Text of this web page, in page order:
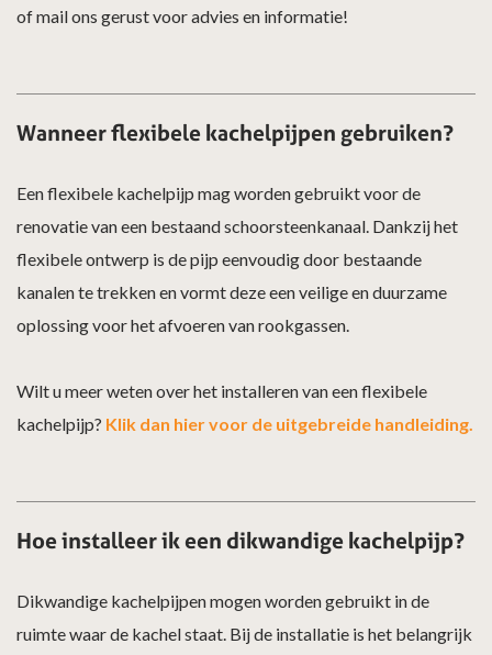
of mail ons gerust voor advies en informatie!
Wanneer flexibele kachelpijpen gebruiken?
Een flexibele kachelpijp mag worden gebruikt voor de
renovatie van een bestaand schoorsteenkanaal. Dankzij het
flexibele ontwerp is de pijp eenvoudig door bestaande
kanalen te trekken en vormt deze een veilige en duurzame
oplossing voor het afvoeren van rookgassen.
Wilt u meer weten over het installeren van een flexibele
kachelpijp? Klik dan hier voor de uitgebreide handleiding.
Hoe installeer ik een dikwandige kachelpijp?
Dikwandige kachelpijpen mogen worden gebruikt in de
ruimte waar de kachel staat. Bij de installatie is het belangrijk